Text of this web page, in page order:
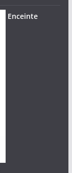
Enceinte